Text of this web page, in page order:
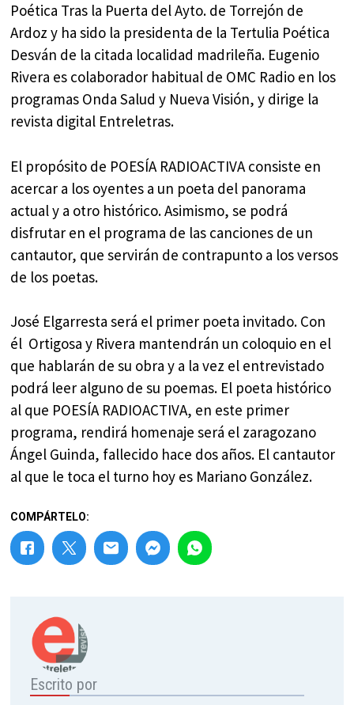
Poética Tras la Puerta del Ayto. de Torrejón de
Ardoz y ha sido la presidenta de la Tertulia Poética
Desván de la citada localidad madrileña. Eugenio
Rivera es colaborador habitual de OMC Radio en los
programas Onda Salud y Nueva Visión, y dirige la
revista digital Entreletras.
El propósito de POESÍA RADIOACTIVA consiste en
acercar a los oyentes a un poeta del panorama
actual y a otro histórico. Asimismo, se podrá
disfrutar en el programa de las canciones de un
cantautor, que servirán de contrapunto a los versos
de los poetas.
José Elgarresta será el primer poeta invitado. Con
él Ortigosa y Rivera mantendrán un coloquio en el
que hablarán de su obra y a la vez el entrevistado
podrá leer alguno de su poemas. El poeta histórico
al que POESÍA RADIOACTIVA, en este primer
programa, rendirá homenaje será el zaragozano
Ángel Guinda, fallecido hace dos años. El cantautor
al que le toca el turno hoy es Mariano González.
COMPÁRTELO:
Escrito por